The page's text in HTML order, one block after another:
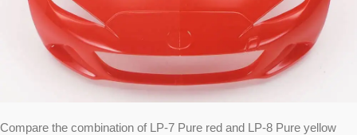
Compare the combination of LP-7 Pure red and LP-8 Pure yellow